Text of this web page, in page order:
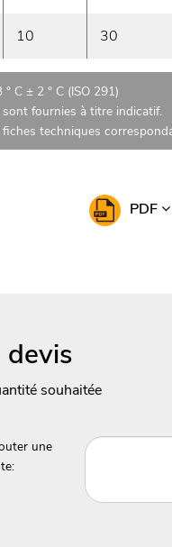
10 30
C ± 2 ° C (ISO 291)
fournies à titre indicatif.
techniques
PDF
devis
souhaitée
une